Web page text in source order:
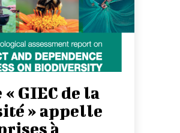
« GIEC de la
» appelle
à